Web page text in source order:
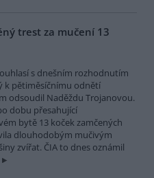
trest za mučení 13
s dnešním rozhodnutím
k pětiměsíčnímu odnětí
odsoudil Naděždu Trojanovou.
dobu přesahující
bytě 13 koček zamčených
dlouhodobým mučivým
zvířat. ČIA to dnes oznámil